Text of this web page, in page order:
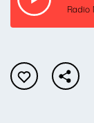
Radio